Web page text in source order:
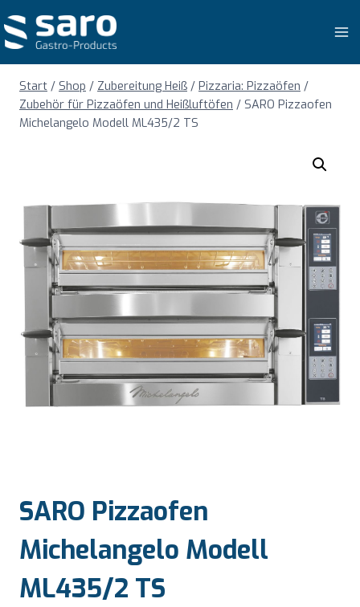
Inhalt
springen
Start / Shop / Zubereitung Heiß / Pizzaria: Pizzaöfen /
Zubehör für Pizzaöfen und Heißluftöfen / SARO Pizzaofen
Michelangelo Modell ML435/2 TS
SARO Pizzaofen
Michelangelo Modell
ML435/2 TS